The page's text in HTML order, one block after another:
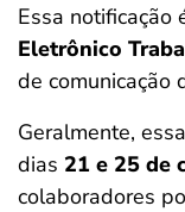
Essa notificação
Eletrônico
de comunicação
Geralmente,
dias 21 e 25 de
colaboradores